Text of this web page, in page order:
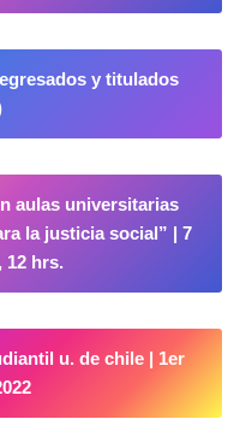
y titulados
aulas universitarias
la justicia social” | 7
12 hrs.
u. de chile | 1er